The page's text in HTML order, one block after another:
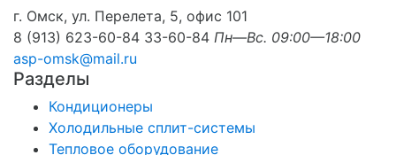
г. Омск, ул. Перелета, 5, офис 101
8 (913) 623-60-84 33-60-84 Пн—Вс. 09:00—18:00
asp-omsk@mail.ru
Разделы
Кондиционеры
Холодильные сплит-системы
Тепловое оборудование